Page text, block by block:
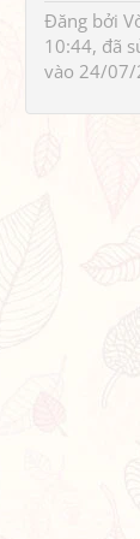
Đăng bởi
10:44, đã
vào 24/